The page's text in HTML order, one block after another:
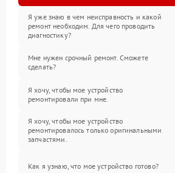
Я уже знаю в чем неисправность и какой
ремонт необходим. Для чего проводить
диагностику?
Мне нужен срочный ремонт. Сможете
сделать?
Я хочу, чтобы мое устройство
ремонтировали при мне.
Я хочу, чтобы мое устройство
ремонтировалось только оригинальными
запчастями.
Как я узнаю, что мое устройство готово?